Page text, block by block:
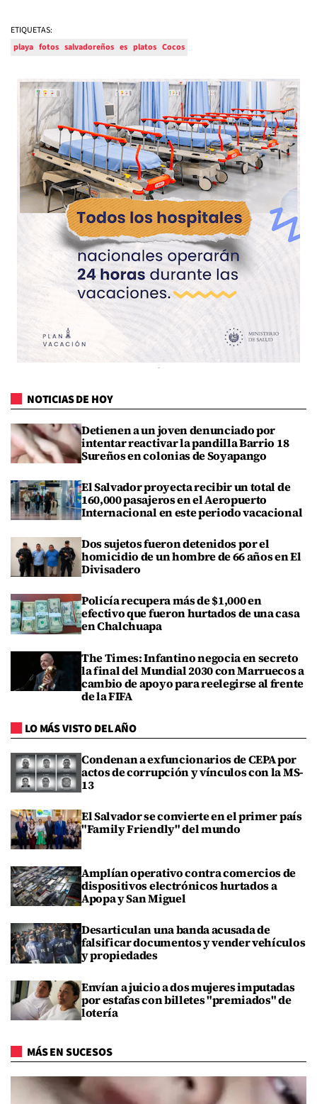
ETIQUETAS:
playa fotos salvadoreños es platos Cocos
NOTICIAS DE HOY
Detienen a un joven denunciado por
intentar reactivar la pandilla Barrio 18
Sureños en colonias de Soyapango
El Salvador proyecta recibir un total de
160,000 pasajeros en el Aeropuerto
Internacional en este periodo vacacional
Dos sujetos fueron detenidos por el
homicidio de un hombre de 66 años en El
Divisadero
Policía recupera más de $1,000 en
efectivo que fueron hurtados de una casa
en Chalchuapa
The Times: Infantino negocia en secreto
la final del Mundial 2030 con Marruecos a
cambio de apoyo para reelegirse al frente
de la FIFA
LO MÁS VISTO DEL AÑO
Condenan a exfuncionarios de CEPA por
actos de corrupción y vínculos con la MS-
13
El Salvador se convierte en el primer país
"Family Friendly" del mundo
Amplían operativo contra comercios de
dispositivos electrónicos hurtados a
Apopa y San Miguel
Desarticulan una banda acusada de
falsificar documentos y vender vehículos
y propiedades
Envían a juicio a dos mujeres imputadas
por estafas con billetes "premiados" de
lotería
MÁS EN SUCESOS